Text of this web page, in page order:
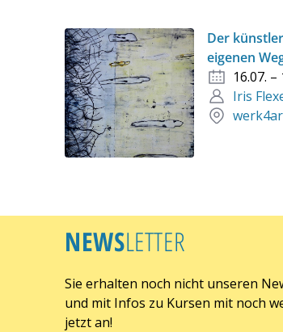
Der
eigenen
16.07. –
Iris
NEWSLETTER
Sie erhalten noch nicht unseren
und mit Infos zu Kursen mit noch
jetzt an!